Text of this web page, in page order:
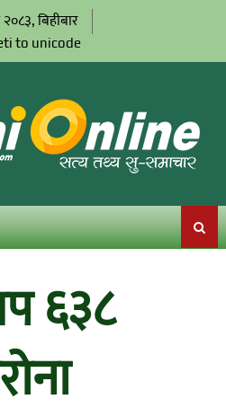
बिहीबार
to unicode
६३८